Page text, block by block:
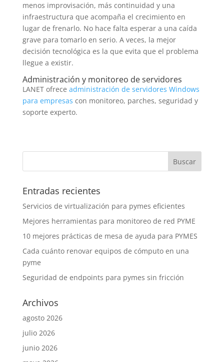
menos improvisación, más continuidad y una
infraestructura que acompaña el crecimiento en
lugar de frenarlo. No hace falta esperar a una caída
grave para tomarlo en serio. A veces, la mejor
decisión tecnológica es la que evita que el problema
llegue a existir.
Administración y monitoreo de servidores
LANET ofrece administración de servidores Windows
para empresas con monitoreo, parches, seguridad y
soporte experto.
Entradas recientes
Servicios de virtualización para pymes eficientes
Mejores herramientas para monitoreo de red PYME
10 mejores prácticas de mesa de ayuda para PYMES
Cada cuánto renovar equipos de cómputo en una
pyme
Seguridad de endpoints para pymes sin fricción
Archivos
agosto 2026
julio 2026
junio 2026